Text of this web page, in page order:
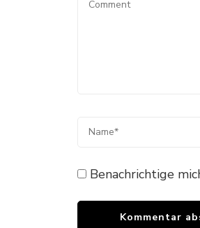
Benachrichtige